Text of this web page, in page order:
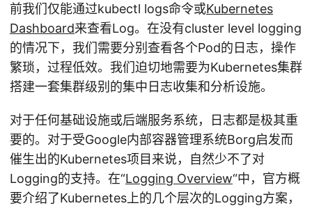
前我们仅能通过kubectl logs命令或Kubernetes
Dashboard来查看Log。在没有cluster level logging
的情况下，我们需要分别查看各个Pod的日志，操作
繁琐，过程低效。我们迫切地需要为Kubernetes集群
搭建一套集群级别的集中日志收集和分析设施。
对于任何基础设施或后端服务系统，日志都是极其重
要的。对于受Google内部容器管理系统Borg启发而
催生出的Kubernetes项目来说，自然少不了对
Logging的支持。在“Logging Overview“中，官方概
要介绍了Kubernetes上的几个层次的Logging方案，